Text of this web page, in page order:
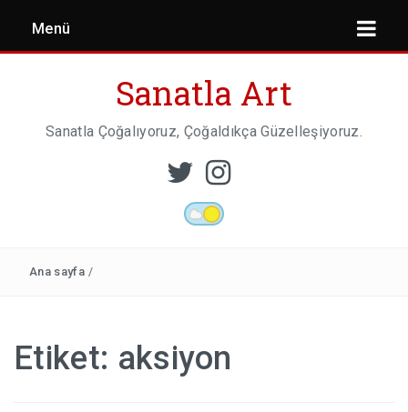
Menü
Sanatla Art
Sanatla Çoğalıyoruz, Çoğaldıkça Güzelleşiyoruz.
Ana sayfa /
Etiket: aksiyon